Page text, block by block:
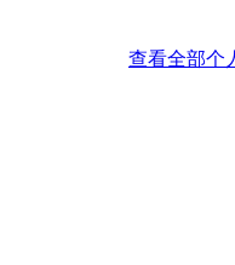
查看全部个